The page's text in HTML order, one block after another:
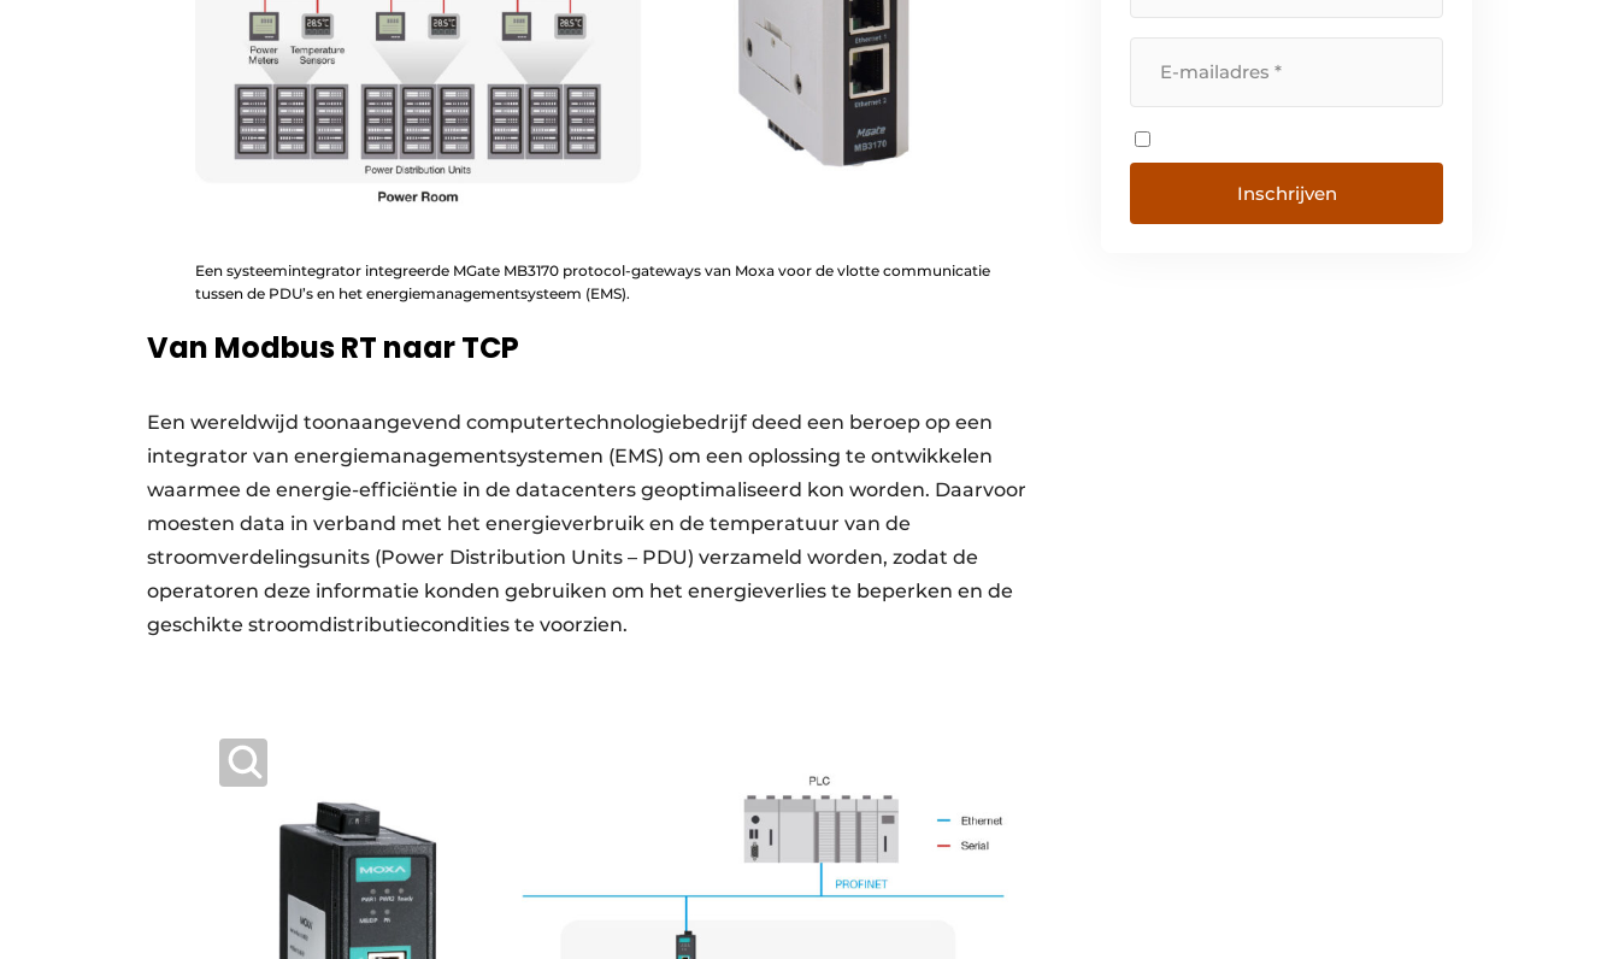
Een systeemintegrator integreerde MGate MB3170 protocol-gateways van Moxa voor de vlotte communicatie
tussen de PDU’s en het energiemanagementsysteem (EMS).
Van Modbus RT naar TCP
Een wereldwijd toonaangevend computertechnologiebedrijf deed een beroep op een
integrator van energiemanagementsystemen (EMS) om een oplossing te ontwikkelen
waarmee de energie-efficiëntie in de datacenters geoptimaliseerd kon worden. Daarvoor
moesten data in verband met het energieverbruik en de temperatuur van de
stroomverdelingsunits (Power Distribution Units – PDU) verzameld worden, zodat de
operatoren deze informatie konden gebruiken om het energieverlies te beperken en de
geschikte stroomdistributiecondities te voorzien.